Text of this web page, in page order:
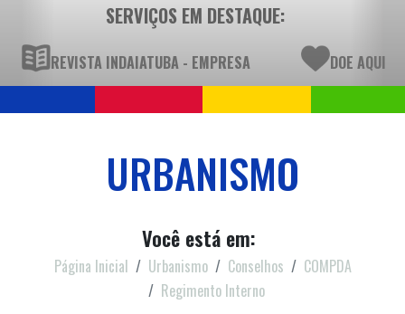
SERVIÇOS EM DESTAQUE:
REVISTA INDAIATUBA - EMPRESA DOE AQUI
URBANISMO
Você está em:
Página Inicial Urbanismo Conselhos
COMPDA
Regimento Interno